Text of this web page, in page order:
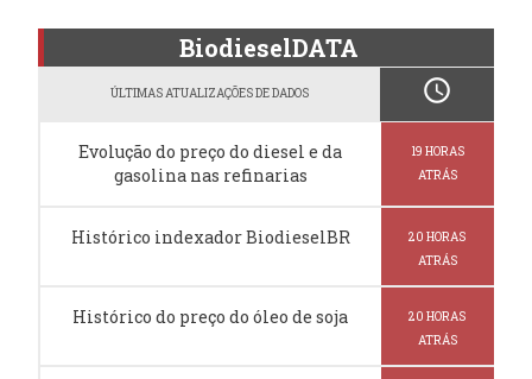
BiodieselDATA
ÚLTIMAS ATUALIZAÇÕES DE DADOS schedule
Evolução do preço do diesel e da
gasolina nas refinarias
19 HORAS
ATRÁS
Histórico indexador BiodieselBR
20 HORAS
ATRÁS
Histórico do preço do óleo de soja
20 HORAS
ATRÁS